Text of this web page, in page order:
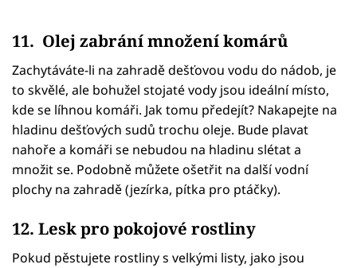
11. Olej zabrání množení komárů
Zachytáváte-li na zahradě dešťovou vodu do nádob, je
to skvělé, ale bohužel stojaté vody jsou ideální místo,
kde se líhnou komáři. Jak tomu předejít? Nakapejte na
hladinu dešťových sudů trochu oleje. Bude plavat
nahoře a komáři se nebudou na hladinu slétat a
množit se. Podobně můžete ošetřit na další vodní
plochy na zahradě (jezírka, pítka pro ptáčky).
12. Lesk pro pokojové rostliny
Pokud pěstujete rostliny s velkými listy, jako jsou